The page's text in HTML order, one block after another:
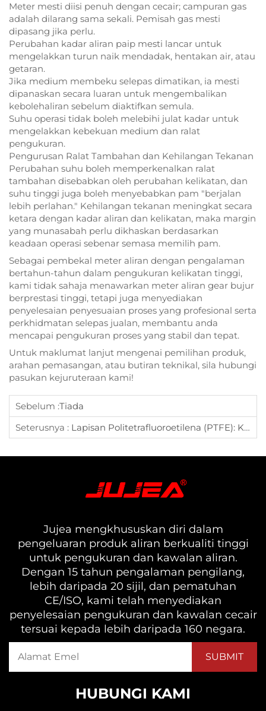
Meter mesti diisi penuh dengan cecair; campuran gas
adalah dilarang sama sekali. Pemisah gas mesti
dipasang jika perlu.
Perubahan kadar aliran paip mesti lancar untuk
mengelakkan turun naik mendadak, hentakan air, atau
getaran.
Jika medium membeku selepas dimatikan, ia mesti
dipanaskan secara luaran untuk mengembalikan
kebolehaliran sebelum diaktifkan semula.
Suhu operasi tidak boleh melebihi julat kadar untuk
mengelakkan kebekuan medium dan ralat
pengukuran.
Pengurusan Ralat Tambahan dan Kehilangan Tekanan
Perubahan suhu boleh memperkenalkan ralat
tambahan disebabkan oleh perubahan kelikatan, dan
suhu tinggi juga boleh menyebabkan pam "berjalan
lebih perlahan." Kehilangan tekanan meningkat secara
ketara dengan kadar aliran dan kelikatan, maka margin
yang munasabah perlu dikhaskan berdasarkan
keadaan operasi sebenar semasa memilih pam.
Sebagai pembekal meter aliran dengan pengalaman
bertahun-tahun dalam pengukuran kelikatan tinggi,
kami tidak sahaja menawarkan meter aliran gear bujur
berprestasi tinggi, tetapi juga menyediakan
penyelesaian penyesuaian proses yang profesional serta
perkhidmatan selepas jualan, membantu anda
mencapai pengukuran proses yang stabil dan tepat.
Untuk maklumat lanjut mengenai pemilihan produk,
arahan pemasangan, atau butiran teknikal, sila hubungi
pasukan kejuruteraan kami!
Sebelum :Tiada
Seterusnya : Lapisan Politetrafluoroetilena (PTFE): Kenapa Ia Pilihan Terbaik Untuk Pengukur Aliran Berdaya Tahan Kepada Kakisan?
Jujea mengkhususkan diri dalam
pengeluaran produk aliran berkualiti tinggi
untuk pengukuran dan kawalan aliran.
Dengan 15 tahun pengalaman pengilang,
lebih daripada 20 sijil, dan pematuhan
CE/ISO, kami telah menyediakan
penyelesaian pengukuran dan kawalan cecair
tersuai kepada lebih daripada 160 negara.
HUBUNGI KAMI